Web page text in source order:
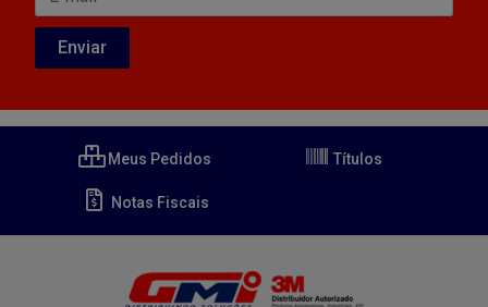
Meus Pedidos Títulos
Notas Fiscais